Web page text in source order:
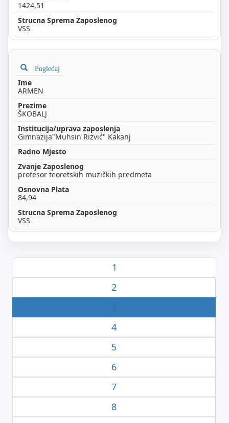
1424,51
VSS
Pogledaj
ARMEN
ŠKOBALJ
Gimnazija"Muhsin Rizvić" Kakanj
profesor teoretskih muzičkih predmeta
84,94
VSS
1
2
3
4
5
6
7
8